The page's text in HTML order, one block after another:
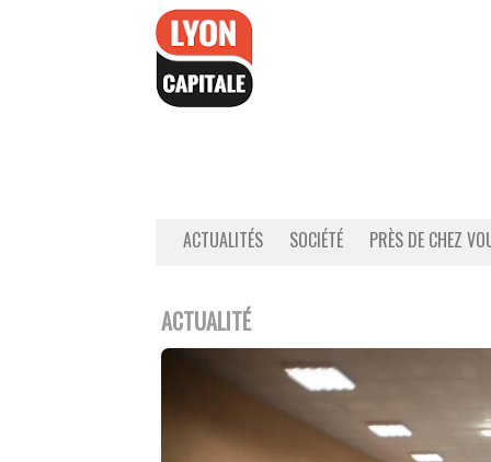
ACTUALITÉS SOCIÉTÉ PRÈS DE CHEZ
ACTUALITÉ